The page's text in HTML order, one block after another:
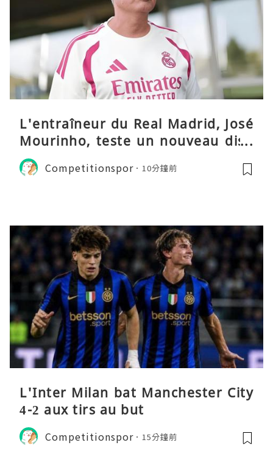
L'entraîneur du Real Madrid, José
Mourinho, teste un nouveau disp
ositif tactique
Competitionspor 10分鐘前
L'Inter Milan bat Manchester City
4-2 aux tirs au but
Competitionspor 15分鐘前